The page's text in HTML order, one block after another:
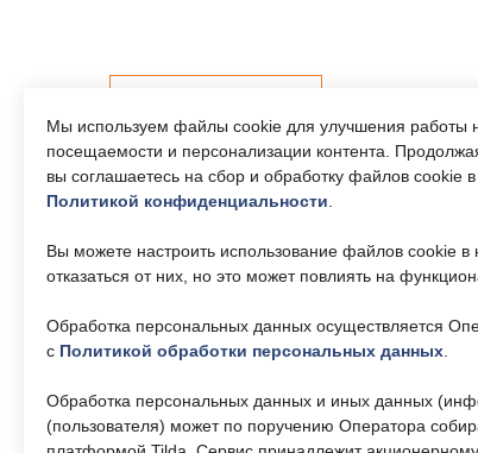
Телефон единого
8 (495) 161-00-40
okc-
svao@svao.mos.ru
Почта:
Мы используем файлы cookie для улучшения работы
посещаемости и персонализации контента.
вы соглашаетесь на сбор и обработку файлов cookie
Политикой конфиденциальности.
Вы можете настроить использование файлов cookie в
отказаться от них, но это может повлиять на
Обработка персональных данных осуществляется
с Политикой обработки персональных данных.
Обработка персональных данных и иных данных
(пользователя) может по поручению Оператора